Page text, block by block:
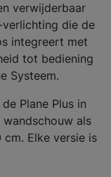
verwijderbaar
verlichting die de
integreert met
tot bediening
Systeem.
Plane Plus in
als
cm. Elke versie is